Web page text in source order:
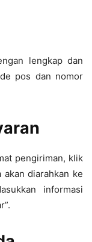
lengkap dan
pos dan nomor
pengiriman, klik
akan diarahkan ke
informasi